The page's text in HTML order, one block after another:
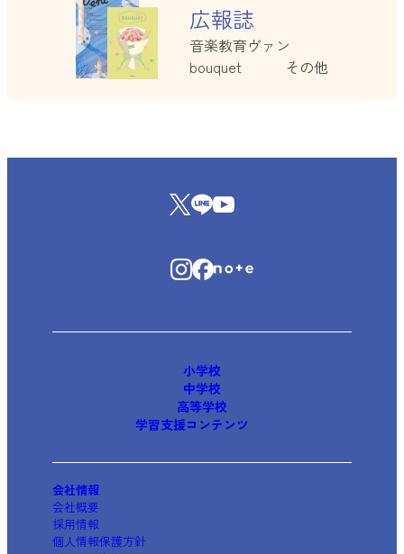
広報誌
音楽教育ヴァン
bouquet その他
小学校
中学校
高等学校
学習支援コンテンツ
会社情報
会社概要
採用情報
個人情報保護方針